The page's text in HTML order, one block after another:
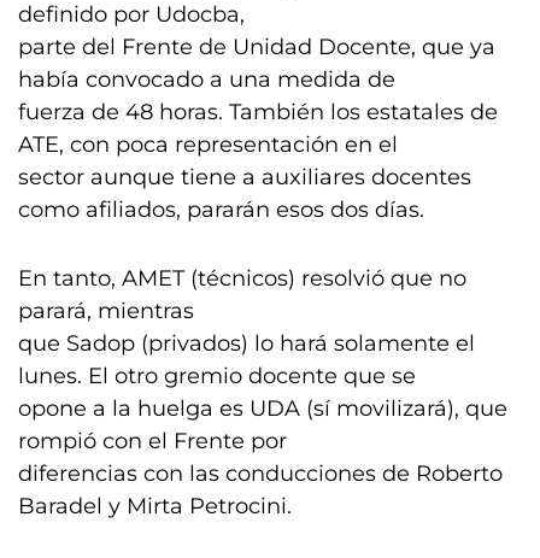
definido por Udocba,
parte del Frente de Unidad Docente, que ya
había convocado a una medida de
fuerza de 48 horas. También los estatales de
ATE, con poca representación en el
sector aunque tiene a auxiliares docentes
como afiliados, pararán esos dos días.
En tanto, AMET (técnicos) resolvió que no
parará, mientras
que Sadop (privados) lo hará solamente el
lunes. El otro gremio docente que se
opone a la huelga es UDA (sí movilizará), que
rompió con el Frente por
diferencias con las conducciones de Roberto
Baradel y Mirta Petrocini.